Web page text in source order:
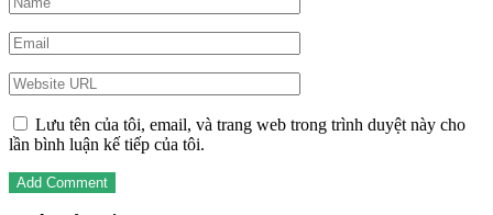
Lưu tên của tôi, email, và trang web trong trình duyệt này cho
lần bình luận kế tiếp của tôi.